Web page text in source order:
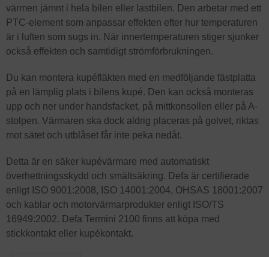
värmen jämnt i hela bilen eller lastbilen. Den arbetar med ett
PTC-element som anpassar effekten efter hur temperaturen
är i luften som sugs in. När innertemperaturen stiger sjunker
också effekten och samtidigt strömförbrukningen.
Du kan montera kupéfläkten med en medföljande fästplatta
på en lämplig plats i bilens kupé. Den kan också monteras
upp och ner under handsfacket, på mittkonsollen eller på A-
stolpen. Värmaren ska dock aldrig placeras på golvet, riktas
mot sätet och utblåset får inte peka nedåt.
Detta är en säker kupévärmare med automatiskt
överhettningsskydd och smältsäkring. Defa är certifierade
enligt ISO 9001:2008, ISO 14001:2004, OHSAS 18001:2007
och kablar och motorvärmarprodukter enligt ISO/TS
16949:2002. Defa Termini 2100 finns att köpa med
stickkontakt eller kupékontakt.